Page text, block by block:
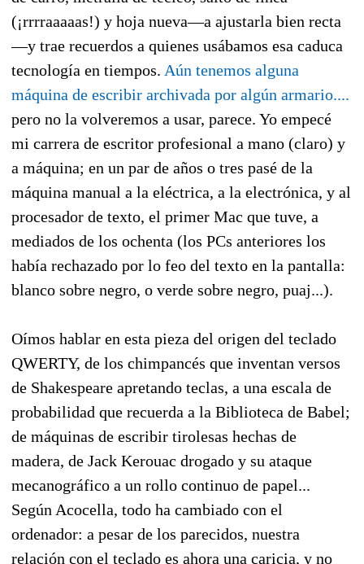
(¡rrrraaaaas!) y hoja nueva—a ajustarla bien recta
—y trae recuerdos a quienes usábamos esa caduca
tecnología en tiempos. Aún tenemos alguna
máquina de escribir archivada por algún armario....
pero no la volveremos a usar, parece. Yo empecé
mi carrera de escritor profesional a mano (claro) y
a máquina; en un par de años o tres pasé de la
máquina manual a la eléctrica, a la electrónica, y al
procesador de texto, el primer Mac que tuve, a
mediados de los ochenta (los PCs anteriores los
había rechazado por lo feo del texto en la pantalla:
blanco sobre negro, o verde sobre negro, puaj...).
Oímos hablar en esta pieza del origen del teclado
QWERTY, de los chimpancés que inventan versos
de Shakespeare apretando teclas, a una escala de
probabilidad que recuerda a la Biblioteca de Babel;
de máquinas de escribir tirolesas hechas de
madera, de Jack Kerouac drogado y su ataque
mecanográfico a un rollo continuo de papel...
Según Acocella, todo ha cambiado con el
ordenador: a pesar de los parecidos, nuestra
relación con el teclado es ahora una caricia, y no